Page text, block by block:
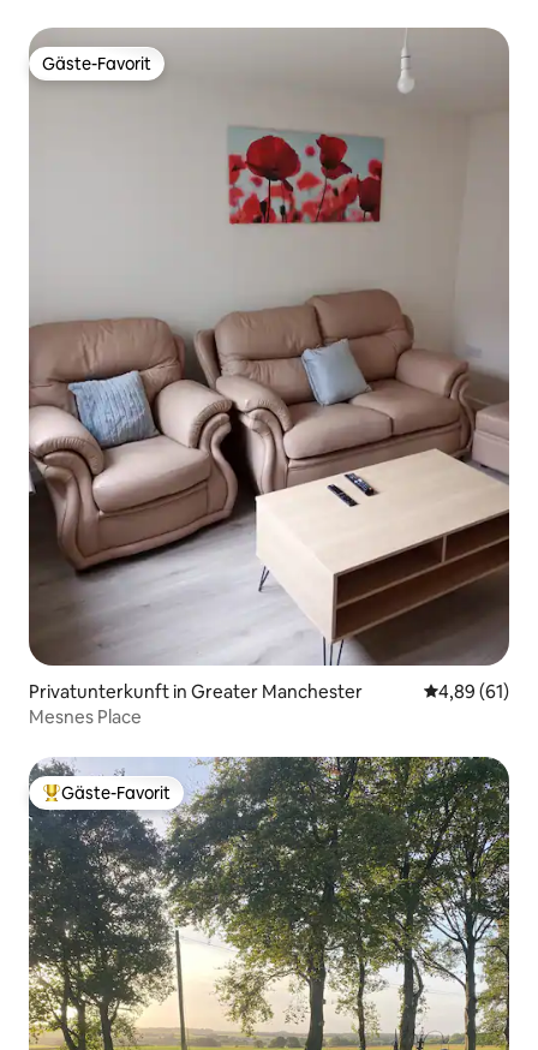
Gäste-Favorit
Gäste-Favorit
Privatunterkunft in Greater Manchester
4,89 (61)
Mesnes Place
Beliebter Gäste-Favorit.
Gäste-Favorit